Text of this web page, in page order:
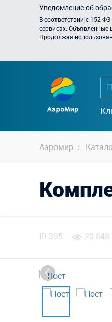
Уведомление об
В соответствии с 152-
сервисах. Объявленные
Продолжая
Аэромир
ID 395 20 848